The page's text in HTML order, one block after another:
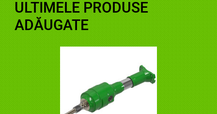
ULTIMELE PRODUSE
ADĂUGATE